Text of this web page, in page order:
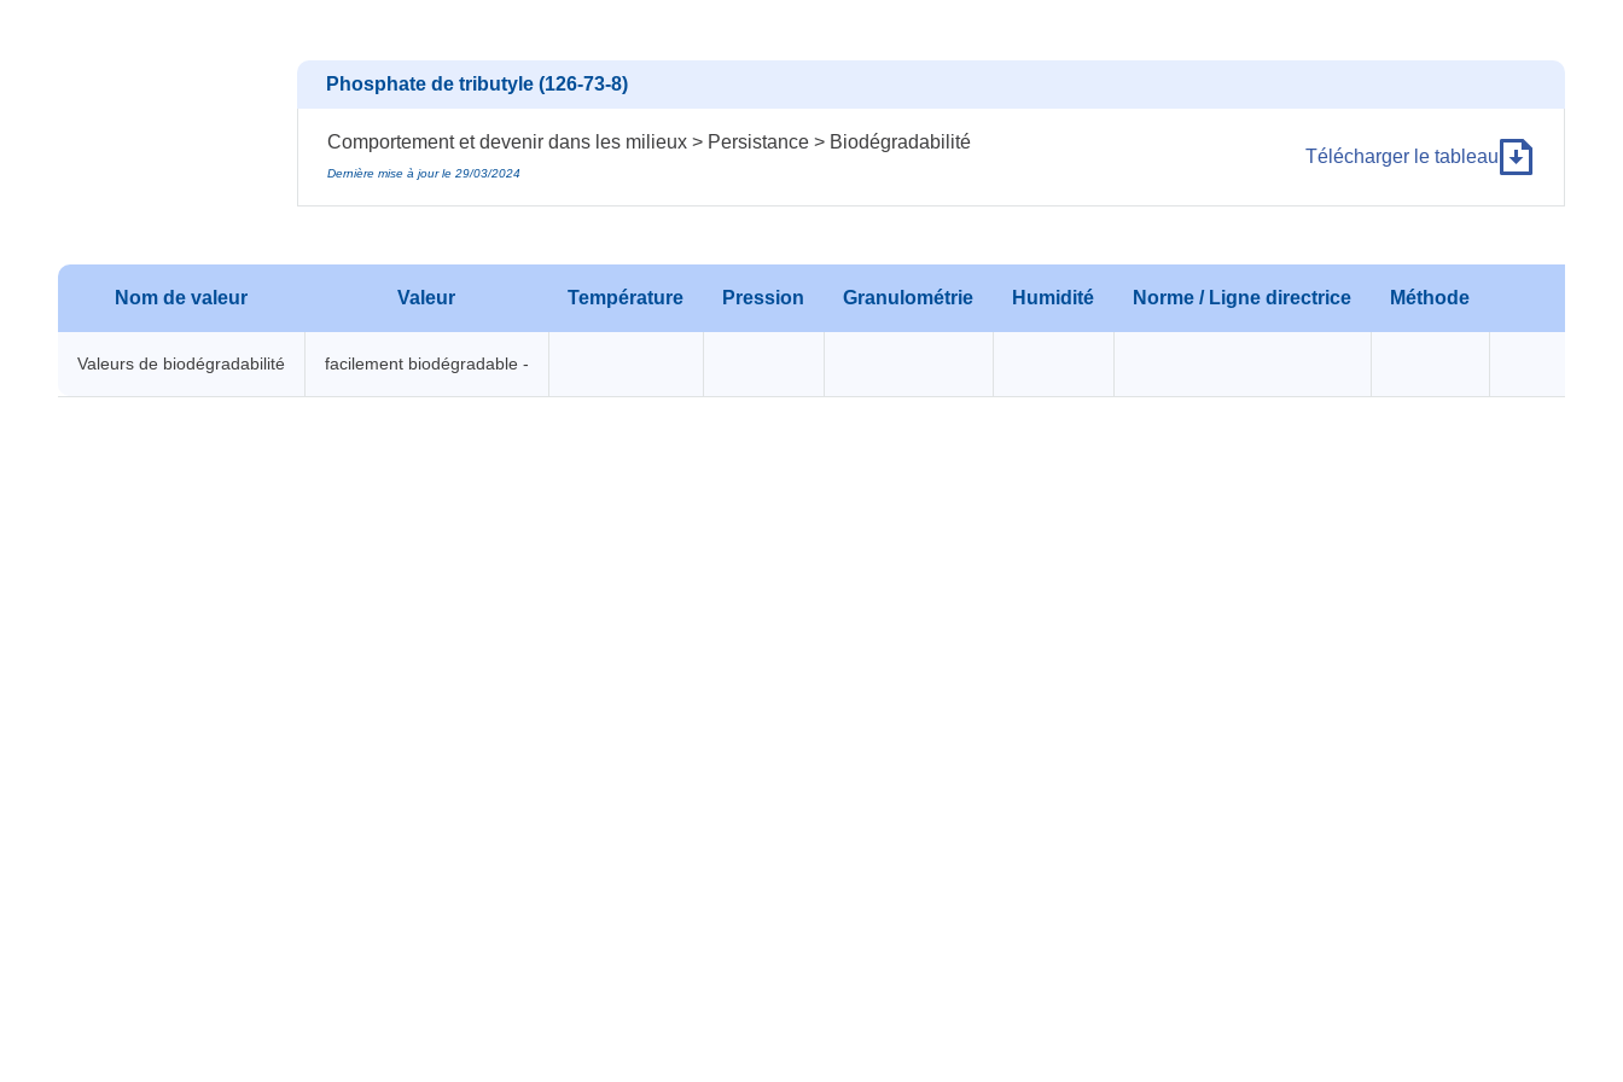
Phosphate de tributyle (126-73-8)
Comportement et devenir dans les milieux > Persistance > Biodégradabilité
Dernière mise à jour le 29/03/2024
Télécharger le tableau
Nom de valeur Valeur Température Pression Granulométrie Humidité Norme / Ligne directrice Méthode
Valeurs de biodégradabilité facilement biodégradable -